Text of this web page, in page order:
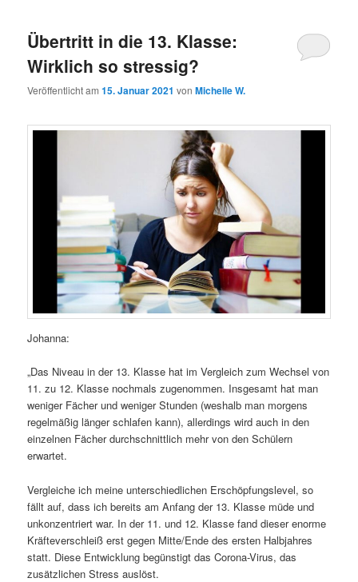
Übertritt in die 13. Klasse:
Wirklich so stressig?
Veröffentlicht am15. Januar 2021 vonMichelle W.
Johanna:
„Das Niveau in der 13. Klasse hat im Vergleich zum Wechsel von
11. zu 12. Klasse nochmals zugenommen. Insgesamt hat man
weniger Fächer und weniger Stunden (weshalb man morgens
regelmäßig länger schlafen kann), allerdings wird auch in den
einzelnen Fächer durchschnittlich mehr von den Schülern
erwartet.
Vergleiche ich meine unterschiedlichen Erschöpfungslevel, so
fällt auf, dass ich bereits am Anfang der 13. Klasse müde und
unkonzentriert war. In der 11. und 12. Klasse fand dieser enorme
Kräfteverschleiß erst gegen Mitte/Ende des ersten Halbjahres
statt. Diese Entwicklung begünstigt das Corona-Virus, das
zusätzlichen Stress auslöst.